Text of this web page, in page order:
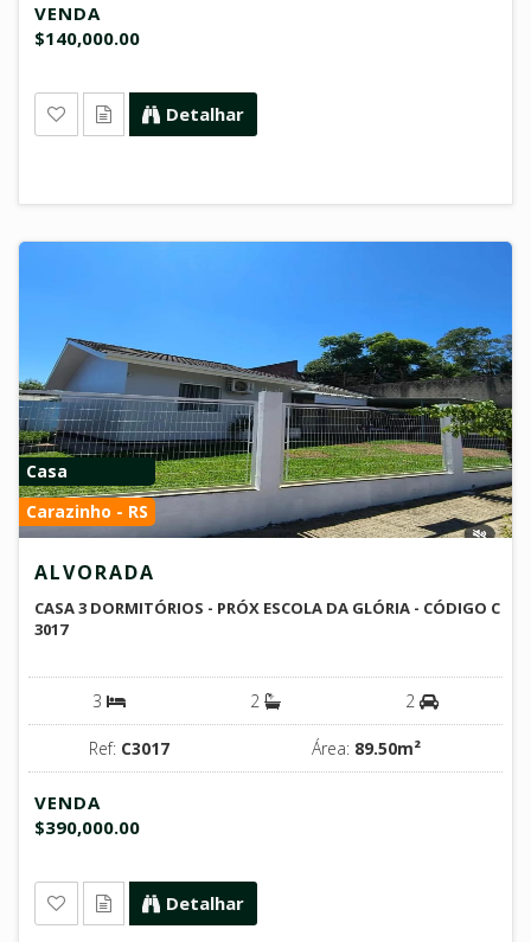
VENDA
$140,000.00
Detalhar
Casa
Carazinho - RS
ALVORADA
CASA 3 DORMITÓRIOS - PRÓX ESCOLA DA GLÓRIA - CÓDIGO C
3017
3 2 2
Ref: C3017 Área: 89.50m²
VENDA
$390,000.00
Detalhar